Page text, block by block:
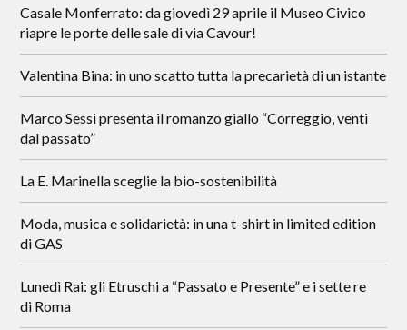
Casale Monferrato: da giovedì 29 aprile il Museo Civico
riapre le porte delle sale di via Cavour!
Valentina Bina: in uno scatto tutta la precarietà di un istante
Marco Sessi presenta il romanzo giallo “Correggio, venti
dal passato”
La E. Marinella sceglie la bio-sostenibilità
Moda, musica e solidarietà: in una t-shirt in limited edition
di GAS
Lunedì Rai: gli Etruschi a “Passato e Presente” e i sette re
di Roma